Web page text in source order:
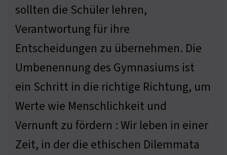
sollten die Schüler lehren,
Verantwortung für ihre
Entscheidungen zu übernehmen. Die
Umbenennung des Gymnasiums ist
ein Schritt in die richtige Richtung, um
Werte wie Menschlichkeit und
Vernunft zu fördern : Wir leben in einer
Zeit, in der die ethischen Dilemmata